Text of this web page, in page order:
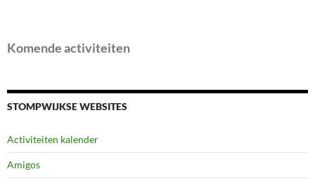
Komende activiteiten
STOMPWIJKSE WEBSITES
Activiteiten kalender
Amigos